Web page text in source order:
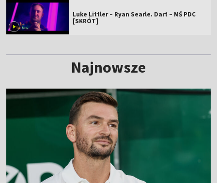
Luke Littler – Ryan Searle. Dart – MŚ PDC
[SKRÓT]
Najnowsze